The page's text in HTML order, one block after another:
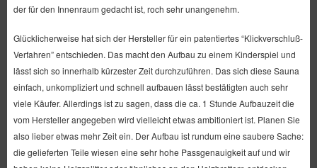
der für den Innenraum gedacht ist, roch sehr unangenehm.
Glücklicherweise hat sich der Hersteller für ein patentiertes “Klickverschluß-
Verfahren” entschieden. Das macht den Aufbau zu einem Kinderspiel und
lässt sich so innerhalb kürzester Zeit durchzuführen. Das sich diese Sauna
einfach, unkompliziert und schnell aufbauen lässt bestätigten auch sehr
viele Käufer. Allerdings ist zu sagen, dass die ca. 1 Stunde Aufbauzeit die
vom Hersteller angegeben wird vielleicht etwas ambitioniert ist. Planen Sie
also lieber etwas mehr Zeit ein. Der Aufbau ist rundum eine saubere Sache:
die gelieferten Teile wiesen eine sehr hohe Passgenauigkeit auf und wir